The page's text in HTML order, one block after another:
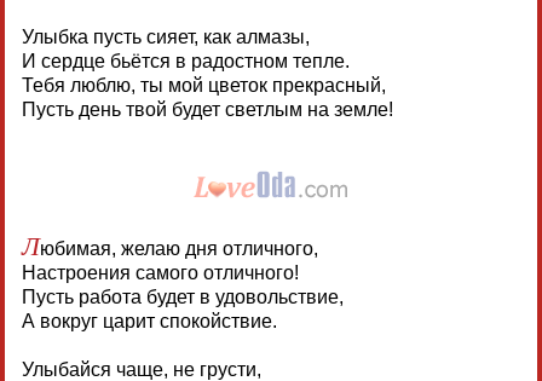
Улыбка пусть сияет, как алмазы,
И сердце бьётся в радостном тепле.
Тебя люблю, ты мой цветок прекрасный,
Пусть день твой будет светлым на земле!
Любимая, желаю дня отличного,
Настроения самого отличного!
Пусть работа будет в удовольствие,
А вокруг царит спокойствие.
Улыбайся чаще, не грусти,